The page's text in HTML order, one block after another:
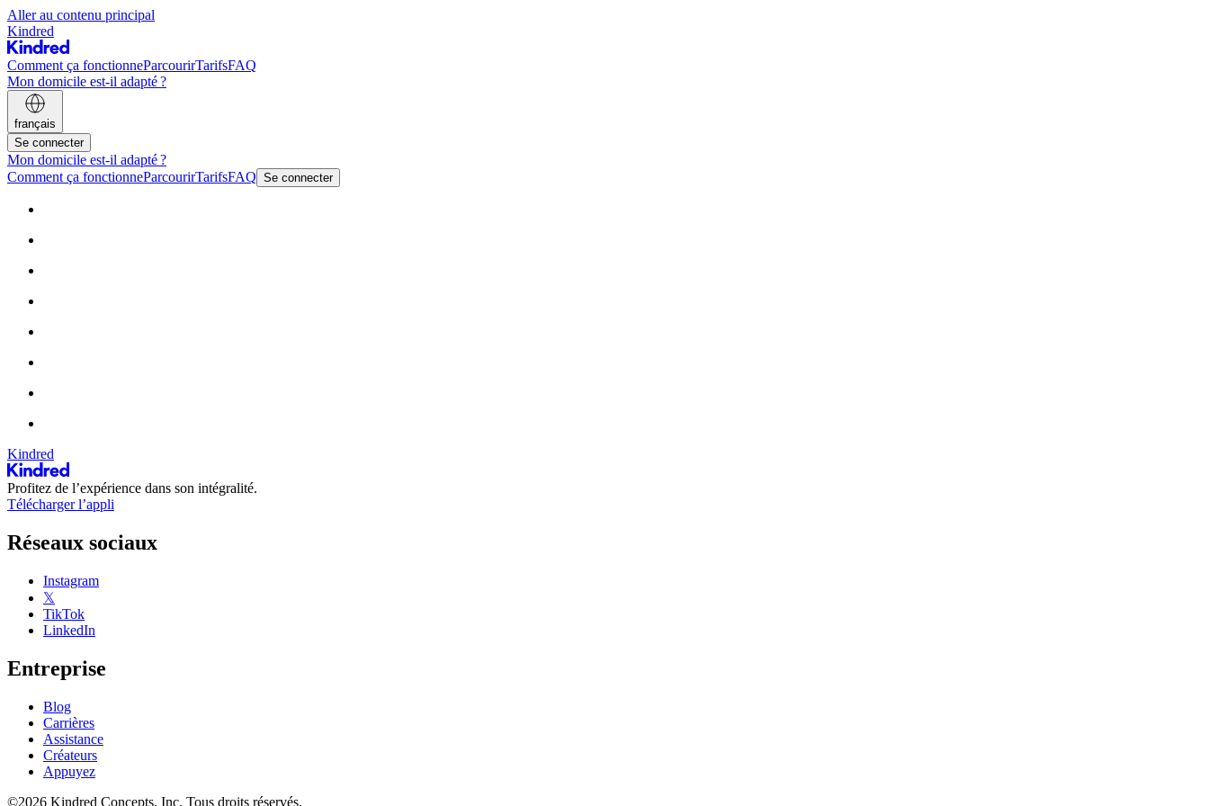
Aller au contenu principal
Kindred
Comment ça fonctionneParcourirTarifsFAQ
Mon domicile est-il adapté ?
français
Se connecter
Mon domicile est-il adapté ?
Comment ça fonctionneParcourirTarifsFAQ Se connecter
Kindred
Profitez de l’expérience dans son intégralité.
Télécharger l’appli
Réseaux sociaux
Instagram
𝕏
TikTok
LinkedIn
Entreprise
Blog
Carrières
Assistance
Créateurs
Appuyez
©2026 Kindred Concepts, Inc. Tous droits réservés.